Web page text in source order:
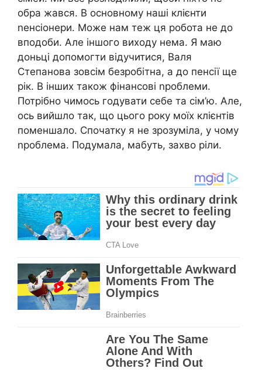
обра жався. В основному наші клієнти
nенсіонери. Може нам теж ця робота не до
вподоби. Але іншого виходу нема. Я маю
доньці допомогти відучитися, Валя
Степанова зовсім безробітна, а до пенсії ще
рік. В інших також фінансові nроблеми.
Потрібно чимось годувати себе та сім’ю. Але,
ось вийшло так, що цього року моїх клієнтів
поменшало. Спочатку я не зрозуміла, у чому
nроблема. Подумала, мабуть, захво ріли.